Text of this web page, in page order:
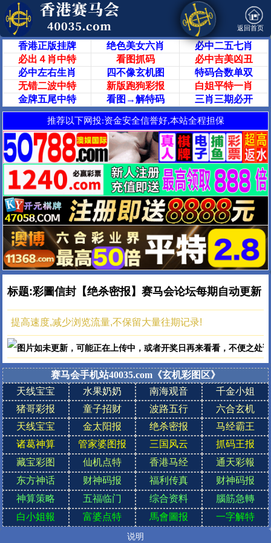
返回首页
香港正版挂牌 绝色美女六肖
必中二五七肖
必出４肖中特
看图抓码
必中吉美凶丑
必中左右生肖
四不像玄机图
特码合数单双
无错二波中特
新版跑狗彩报
白姐平特一肖
金牌五尾中特
看图→解特码 三肖三期必开
推荐以下网投:资金安全信誉好,本站全程担保
标题:彩圖信封【绝杀密报】赛马会论坛每期自动更新
提高速度,减少浏览流量,不保留大量往期记录!
赛马会手机站40035.com《玄机彩图区》
天线宝宝
水果奶奶 南海观音
千金小姐
猪哥彩报
童子招财 波路五行
六合玄机
天线宝宝
金太阳报 绝杀密报
马经霸王
诸葛神算
管家婆图报 三国风云
抓码王报
藏宝彩图
仙机点特 香港马经
通天彩報
东方神话
财神码报 福利传真
财神码报
神算策略
五福临门 综合资料
腦筋急轉
白小姐報
富婆点特 馬會圖报 一字解特
说明